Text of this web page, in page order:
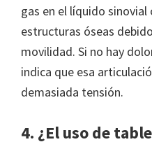
gas en el líquido
estructuras óseas
movilidad. Si no hay
indica que esa
demasiada tensión.
4. ¿El uso de